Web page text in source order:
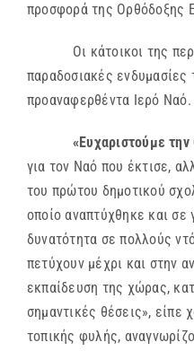
προσφορά της Ορθόδοξης
Οι κάτοικοι της
παραδοσιακές ενδυμασίες
προαναφερθέντα Ιερό Ναό.
«Ευχαριστούμε
για τον Ναό που έκτισε,
του πρώτου δημοτικού
οποίο αναπτύχθηκε και σε
δυνατότητα σε πολλούς
πετύχουν μέχρι και στην
εκπαίδευση της χώρας,
σημαντικές θέσεις», είπε
τοπικής φυλής,